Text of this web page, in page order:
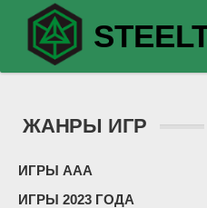
ЖАНРЫ ИГР
ИГРЫ ААА
ИГРЫ 2023 ГОДА